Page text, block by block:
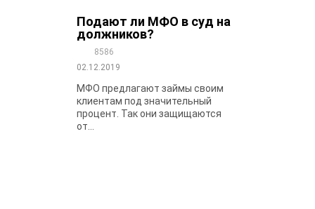
Подают ли МФО в суд на
должников?
8586
02.12.2019
МФО предлагают займы своим
клиентам под значительный
процент. Так они защищаются
от...